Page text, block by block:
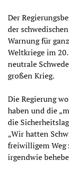
Der
der
Warnung für
Weltkriege im
neutrale
großen Krieg.
Die Regierung
haben und die
die
„Wir hatten
freiwilligem Weg
irgendwie